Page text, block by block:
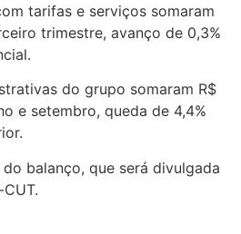
tarifas e serviços somaram
trimestre, avanço de 0,3%
do grupo somaram R$
e setembro, queda de 4,4%
balanço, que será divulgada